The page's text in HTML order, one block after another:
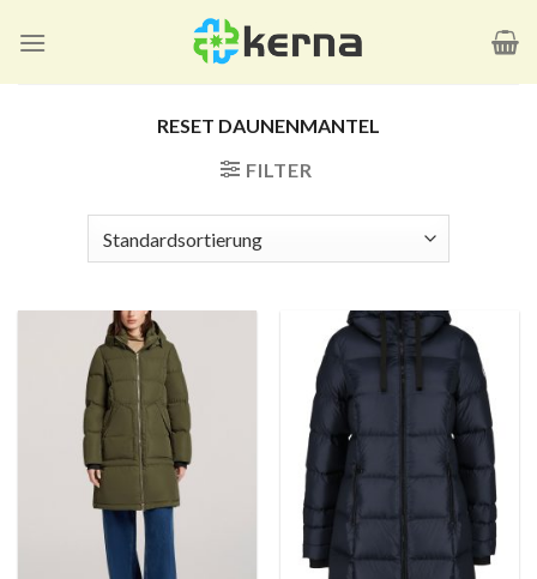
Inhalt
RESET DAUNENMANTEL
FILTER